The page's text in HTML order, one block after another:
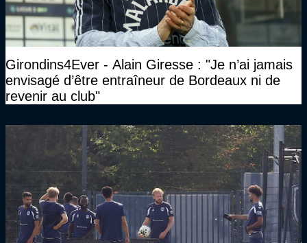
Girondins4Ever - Alain Giresse : "Je n’ai jamais
envisagé d’être entraîneur de Bordeaux ni de
revenir au club"